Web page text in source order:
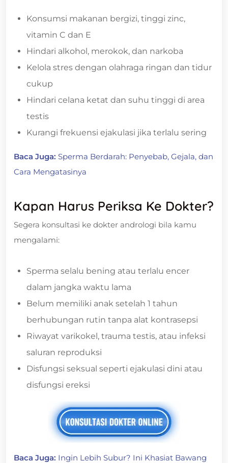
Konsumsi makanan bergizi, tinggi zinc,
vitamin C dan E
Hindari alkohol, merokok, dan narkoba
Kelola stres dengan olahraga ringan dan tidur
cukup
Hindari celana ketat dan suhu tinggi di area
testis
Kurangi frekuensi ejakulasi jika terlalu sering
Baca Juga: Sperma Berdarah: Penyebab, Gejala, dan
Cara Mengatasinya
Kapan Harus Periksa Ke Dokter?
Segera konsultasi ke dokter andrologi bila kamu
mengalami:
Sperma selalu bening atau terlalu encer
dalam jangka waktu lama
Belum memiliki anak setelah 1 tahun
berhubungan rutin tanpa alat kontrasepsi
Riwayat varikokel, trauma testis, atau infeksi
saluran reproduksi
Disfungsi seksual seperti ejakulasi dini atau
disfungsi ereksi
Baca Juga: Ingin Lebih Subur? Ini Khasiat Bawang